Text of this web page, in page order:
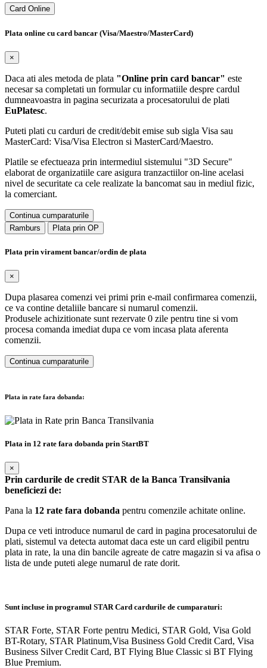
Card Online
Plata online cu card bancar (Visa/Maestro/MasterCard)
×
Daca ati ales metoda de plata "Online prin card bancar" este
necesar sa completati un formular cu informatiile despre cardul
dumneavoastra in pagina securizata a procesatorului de plati
EuPlatesc.
Puteti plati cu carduri de credit/debit emise sub sigla Visa sau
MasterCard: Visa/Visa Electron si MasterCard/Maestro.
Platile se efectueaza prin intermediul sistemului "3D Secure"
elaborat de organizatiile care asigura tranzactiilor on-line acelasi
nivel de securitate ca cele realizate la bancomat sau in mediul fizic,
la comerciant.
Continua cumparaturile
Ramburs
Plata prin OP
Plata prin virament bancar/ordin de plata
×
Dupa plasarea comenzi vei primi prin e-mail confirmarea comenzii,
ce va contine detaliile bancare si numarul comenzii.
Produsele achizitionate sunt rezervate 0 zile pentru tine si vom
procesa comanda imediat dupa ce vom incasa plata aferenta
comenzii.
Continua cumparaturile
Plata in rate fara dobanda:
Plata in 12 rate fara dobanda prin StartBT
×
Prin cardurile de credit STAR de la Banca Transilvania
beneficiezi de:
Pana la 12 rate fara dobanda pentru comenzile achitate online.
Dupa ce veti introduce numarul de card in pagina procesatorului de
plati, sistemul va detecta automat daca este un card eligibil pentru
plata in rate, la una din bancile agreate de catre magazin si va afisa o
lista de unde puteti alege numarul de rate dorit.
Sunt incluse in programul STAR Card cardurile de cumparaturi:
STAR Forte, STAR Forte pentru Medici, STAR Gold, Visa Gold
BT-Rotary, STAR Platinum,Visa Business Gold Credit Card, Visa
Business Silver Credit Card, BT Flying Blue Classic si BT Flying
Blue Premium.